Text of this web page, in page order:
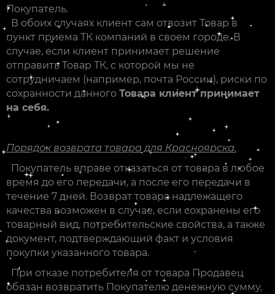
Покупатель.
В обоих случаях клиент сам отвозит Товар в
пункт приема ТК компаний в своем городе. В
случае, если клиент принимает решение
отправить Товар ТК, с которой мы не
сотрудничаем (например, почта России), риски по
сохранности данного Товара клиент принимает
на себя.
Порядок возврата товара для Красноярска.
Покупатель вправе отказаться от товара в любое
время до его передачи, а после его передачи в
течение 7 дней. Возврат товара надлежащего
качества возможен в случае, если сохранены его
товарный вид, потребительские свойства, а также
документ, подтверждающий факт и условия
покупки указанного товара.
При отказе потребителя от товара Продавец
обязан возвратить Покупателю денежную сумму,